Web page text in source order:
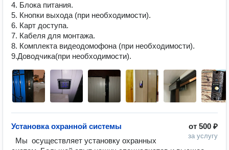
4. Блока питания.
5. Кнопки выхода (при необходимости).
6. Карт доступа.
7. Кабеля для монтажа.
8. Комплекта видеодомофона (при необходимости).
9.Доводчика(при необходимости).
от 500 ₽
за услугу
Установка охранной системы